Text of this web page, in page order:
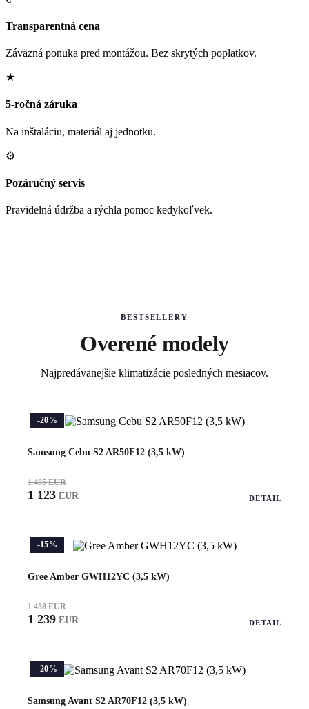
Transparentná cena
Záväzná ponuka pred montážou. Bez skrytých poplatkov.
★
5-ročná záruka
Na inštaláciu, materiál aj jednotku.
⚙
Pozáručný servis
Pravidelná údržba a rýchla pomoc kedykoľvek.
BESTSELLERY
Overené modely
Najpredávanejšie klimatizácie posledných mesiacov.
-20%
Samsung Cebu S2 AR50F12 (3,5 kW)
1 405 EUR
1 123 EUR DETAIL
-15%
Gree Amber GWH12YC (3,5 kW)
1 458 EUR
1 239 EUR DETAIL
-20%
Samsung Avant S2 AR70F12 (3,5 kW)